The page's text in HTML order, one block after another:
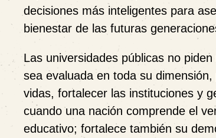
decisiones más inteligentes para
bienestar de las futuras
Las universidades públicas no
sea evaluada en toda su
vidas, fortalecer las instituciones y
cuando una nación comprende el
educativo; fortalece también su